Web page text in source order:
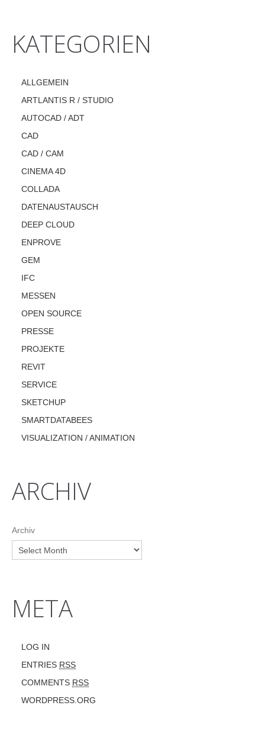
KATEGORIEN
ALLGEMEIN
ARTLANTIS R / STUDIO
AUTOCAD / ADT
CAD
CAD / CAM
CINEMA 4D
COLLADA
DATENAUSTAUSCH
DEEP CLOUD
ENPROVE
GEM
IFC
MESSEN
OPEN SOURCE
PRESSE
PROJEKTE
REVIT
SERVICE
SKETCHUP
SMARTDATABEES
VISUALIZATION / ANIMATION
ARCHIV
Archiv
META
LOG IN
ENTRIES RSS
COMMENTS RSS
WORDPRESS.ORG